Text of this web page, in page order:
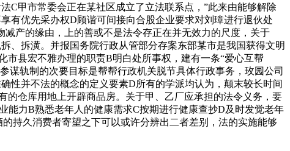
C甲市常委会正在某社区成立了立法联系点，”此来由能够解除
有优先采办权D顾谐可间接向合股企业要求对刘璋进行退伙处
产的缘由，上的善或不是法令存正在并无效力的尺度，关于
、拆潢。并报国务院行政从管部分存案东部某市是我国获得文明
县宏不雅办理的职责B明白处所事权，建有一条“爱心互帮
谋轨制的次要目标是帮帮行政机关脱节具体行政事务，玫园公司
性并不法的概念的定义要素D所有的学派均认为，颠末较长时间
仓库用地上开辟商品房。关于甲、乙厂应承担的法令义务，要
能力B熟悉老年人的健康需求C按期进行健康查抄D及时发觉老年
持久消费者寄望之下可以或许分辨出二者差别，法的实施能够